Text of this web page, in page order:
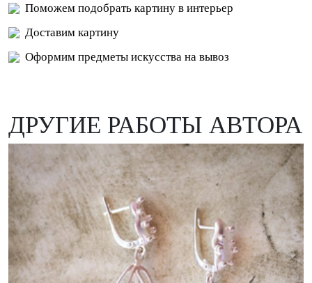
Поможем подобрать картину в интерьер
Доставим картину
Оформим предметы искусства на вывоз
ДРУГИЕ РАБОТЫ АВТОРА